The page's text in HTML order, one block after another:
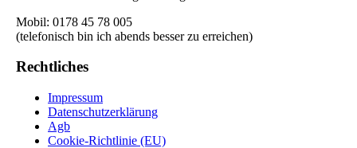
Mobil: 0178 45 78 005
(telefonisch bin ich abends besser zu erreichen)
Rechtliches
Impressum
Datenschutzerklärung
Agb
Cookie-Richtlinie (EU)